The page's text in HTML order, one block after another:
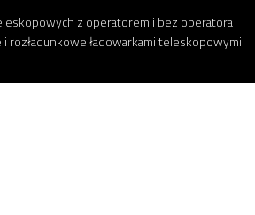
i rozładunkowe ładowarkami teleskopowymi